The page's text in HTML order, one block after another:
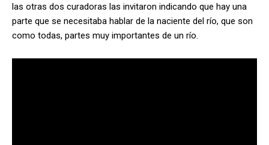
las otras dos curadoras las invitaron indicando que hay una
parte que se necesitaba hablar de la naciente del río, que son
como todas, partes muy importantes de un río.